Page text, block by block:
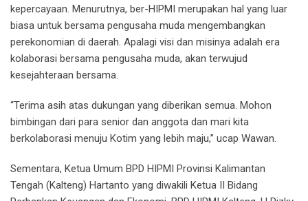
kepercayaan. Menurutnya, ber-HIPMI merupakan hal yang luar
biasa untuk bersama pengusaha muda mengembangkan
perekonomian di daerah. Apalagi visi dan misinya adalah era
kolaborasi bersama pengusaha muda, akan terwujud
kesejahteraan bersama.
“Terima asih atas dukungan yang diberikan semua. Mohon
bimbingan dari para senior dan anggota dan mari kita
berkolaborasi menuju Kotim yang lebih maju,” ucap Wawan.
Sementara, Ketua Umum BPD HIPMI Provinsi Kalimantan
Tengah (Kalteng) Hartanto yang diwakili Ketua II Bidang